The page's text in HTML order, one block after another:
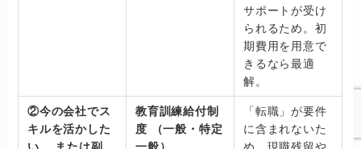
サポートが受け
られるため。初
期費用を用意で
きるなら最適
解。
②今の会社でス
キルを活かした
い、 または副
教育訓練給付制
度 （一般・特定
一般）
「転職」が要件
に含まれないた
め、現職残留や